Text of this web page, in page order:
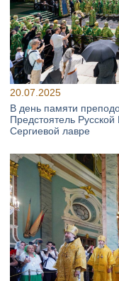
20.07.2025
В день памяти
Предстоятель
Сергиевой лавре